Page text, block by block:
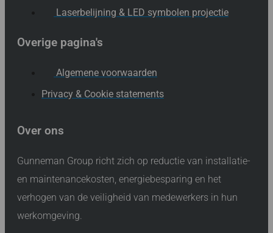
Laserbelijning & LED symbolen projectie
Overige pagina's
Algemene voorwaarden
Privacy & Cookie statements
Over ons
Gunneman Group richt zich op reductie van installatie-
en maintenancekosten, energiebesparing en het
verhogen van de veiligheid van medewerkers in hun
werkomgeving.